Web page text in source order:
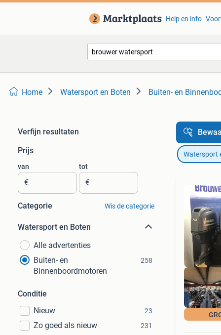
Help en info
Home Watersport en Boten Buiten- en
Verfijn resultaten
Prijs
van
€
tot
€
Categorie Wis de categorie
Watersport en Boten
Alle advertenties
Buiten- en
Binnenboordmotoren
258
Conditie
Nieuw
23
Zo goed als nieuw 231
Watersport